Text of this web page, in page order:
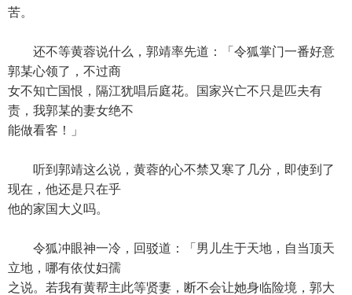
苦。
还不等黄蓉说什么，郭靖率先道：「令狐掌门一番好意
郭某心领了，不过商
女不知亡国恨，隔江犹唱后庭花。国家兴亡不只是匹夫有
责，我郭某的妻女绝不
能做看客！」
听到郭靖这么说，黄蓉的心不禁又寒了几分，即使到了
现在，他还是只在乎
他的家国大义吗。
令狐冲眼神一冷，回驳道：「男儿生于天地，自当顶天
立地，哪有依仗妇孺
之说。若我有黄帮主此等贤妻，断不会让她身临险境，郭大